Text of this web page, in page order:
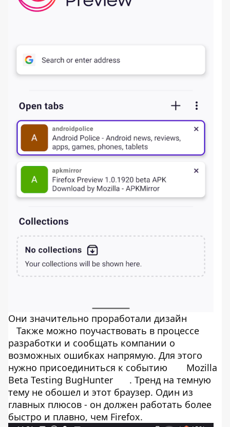
Они значительно проработали дизайн
Также можно поучаствовать в процессе
разработки и сообщать компании о
возможных ошибках напрямую. Для этого
нужно присоединиться к событию
Mozilla
Beta Testing BugHunter
. Тренд на темную
тему не обошел и этот браузер. Один из
главных плюсов - он должен работать более
быстро и плавно, чем Firefox.